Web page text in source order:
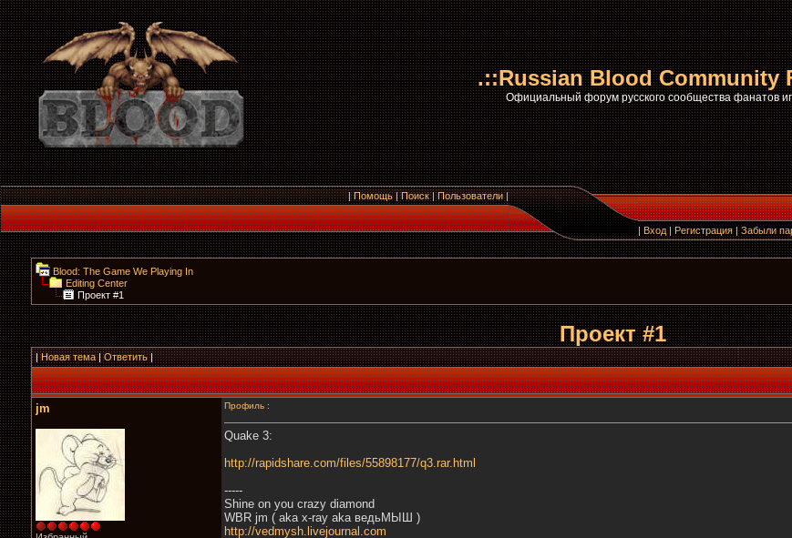
.::Russian Blood Community
Официальный форум русского сообщества фанатов
|Помощь|Поиск|Пользователи|
|Вход|Регистрация|Забыли
Blood: The Game We Playing In
Editing Center
Проект #1
Проект #1
|Новая тема|Ответить|
jm
Профиль :
Quake 3:
http://rapidshare.com/files/55898177/q3.rar.html
-----
Shine on you crazy diamond
WBR jm ( aka x-ray aka ведьМЫШ )
http://vedmysh.livejournal.com